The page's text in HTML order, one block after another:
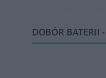
pracy na baterii.
DOBÓR BATERII